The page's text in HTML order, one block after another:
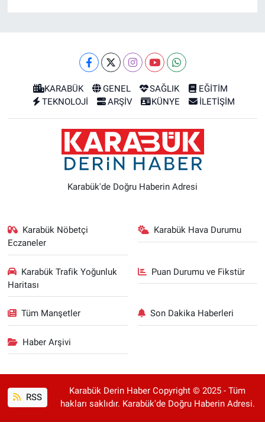
KARABÜK GENEL SAĞLIK
EĞİTİM
TEKNOLOJİ
ARŞİV KÜNYE İLETİŞİM
Karabük'de Doğru Haberin Adresi
Karabük Nöbetçi
Eczaneler
Karabük Hava Durumu
Karabük Trafik Yoğunluk
Haritası
Puan Durumu ve Fikstür
Tüm Manşetler Son Dakika Haberleri
Haber Arşivi
RSS
Karabük Derin Haber Copyright © 2025 - Tüm
hakları saklıdır. Karabük'de Doğru Haberin Adresi.